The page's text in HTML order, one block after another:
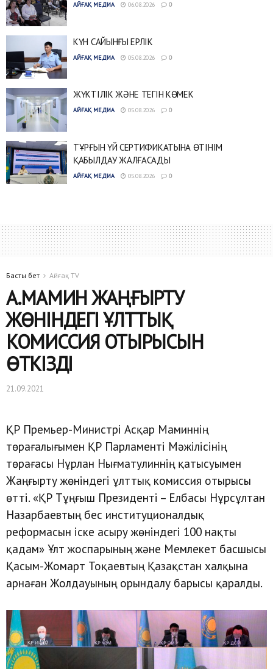
АЙҒАҚ МЕДИА 06.08.2026 0
КҮН САЙЫНҒЫ ЕРЛІК
АЙҒАҚ МЕДИА 05.08.2026 0
ЖҮКТІЛІК ЖӘНЕ ТЕГІН КӨМЕК
АЙҒАҚ МЕДИА 05.08.2026 0
ТҰРҒЫН ҮЙ СЕРТИФИКАТЫНА ӨТІНІМ
ҚАБЫЛДАУ ЖАЛҒАСАДЫ
АЙҒАҚ МЕДИА 05.08.2026 0
Басты бет Айғақ TV
А.МАМИН ЖАҢҒЫРТУ
ЖӨНІНДЕГІ ҰЛТТЫҚ
КОМИССИЯ ОТЫРЫСЫН
ӨТКІЗДІ
21.09.2021
ҚР Премьер-Министрі Асқар Маминнің
төрағалығымен ҚР Парламенті Мәжілісінің
төрағасы Нұрлан Нығматулиннің қатысуымен
Жаңғырту жөніндегі ұлттық комиссия отырысы
өтті. «ҚР Тұңғыш Президенті – Елбасы Нұрсұлтан
Назарбаевтың бес институционалдық
реформасын іске асыру жөніндегі 100 нақты
қадам» Ұлт жоспарының және Мемлекет басшысы
Қасым-Жомарт Тоқаевтың Қазақстан халқына
арнаған Жолдауының орындалу барысы қаралды.